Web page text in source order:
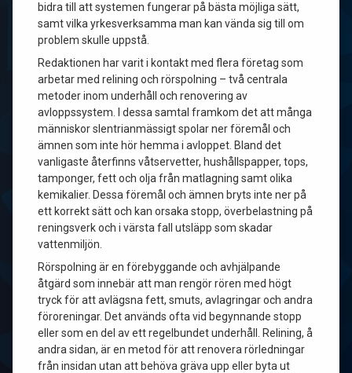
bidra till att systemen fungerar på bästa möjliga sätt,
samt vilka yrkesverksamma man kan vända sig till om
problem skulle uppstå.
Redaktionen har varit i kontakt med flera företag som
arbetar med relining och rörspolning – två centrala
metoder inom underhåll och renovering av
avloppssystem. I dessa samtal framkom det att många
människor slentrianmässigt spolar ner föremål och
ämnen som inte hör hemma i avloppet. Bland det
vanligaste återfinns våtservetter, hushållspapper, tops,
tamponger, fett och olja från matlagning samt olika
kemikalier. Dessa föremål och ämnen bryts inte ner på
ett korrekt sätt och kan orsaka stopp, överbelastning på
reningsverk och i värsta fall utsläpp som skadar
vattenmiljön.
Rörspolning är en förebyggande och avhjälpande
åtgärd som innebär att man rengör rören med högt
tryck för att avlägsna fett, smuts, avlagringar och andra
föroreningar. Det används ofta vid begynnande stopp
eller som en del av ett regelbundet underhåll. Relining, å
andra sidan, är en metod för att renovera rörledningar
från insidan utan att behöva gräva upp eller byta ut